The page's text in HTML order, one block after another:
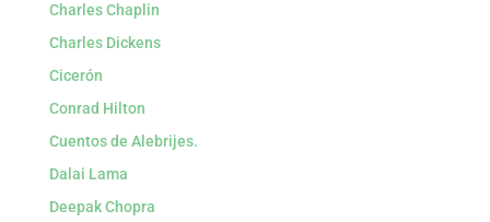
Charles Chaplin
Charles Dickens
Cicerón
Conrad Hilton
Cuentos de Alebrijes.
Dalai Lama
Deepak Chopra